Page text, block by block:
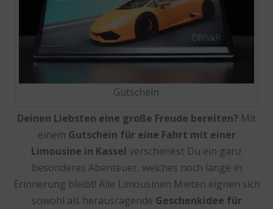
Gutschein
Deinen Liebsten eine große Freude bereiten? Mit
einem Gutschein für eine Fahrt mit einer
Limousine in Kassel verschenkst Du ein ganz
besonderes Abenteuer, welches noch lange in
Erinnerung bleibt! Alle Limousinen Mieten eignen sich
sowohl als herausragende Geschenkidee für